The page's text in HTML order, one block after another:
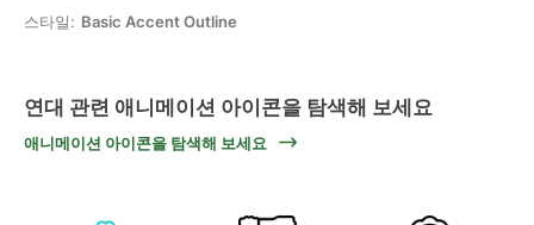
스타일: Basic Accent Outline
연대 관련 애니메이션 아이콘을 탐색해 보세요
애니메이션 아이콘을 탐색해 보세요